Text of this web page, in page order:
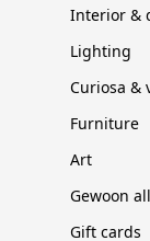
Interior &
Lighting
Curiosa &
Furniture
Art
Gewoon
Gift cards